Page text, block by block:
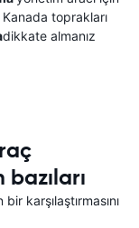
Kanada toprakları
dikkate almanız
karşılaştırmasını